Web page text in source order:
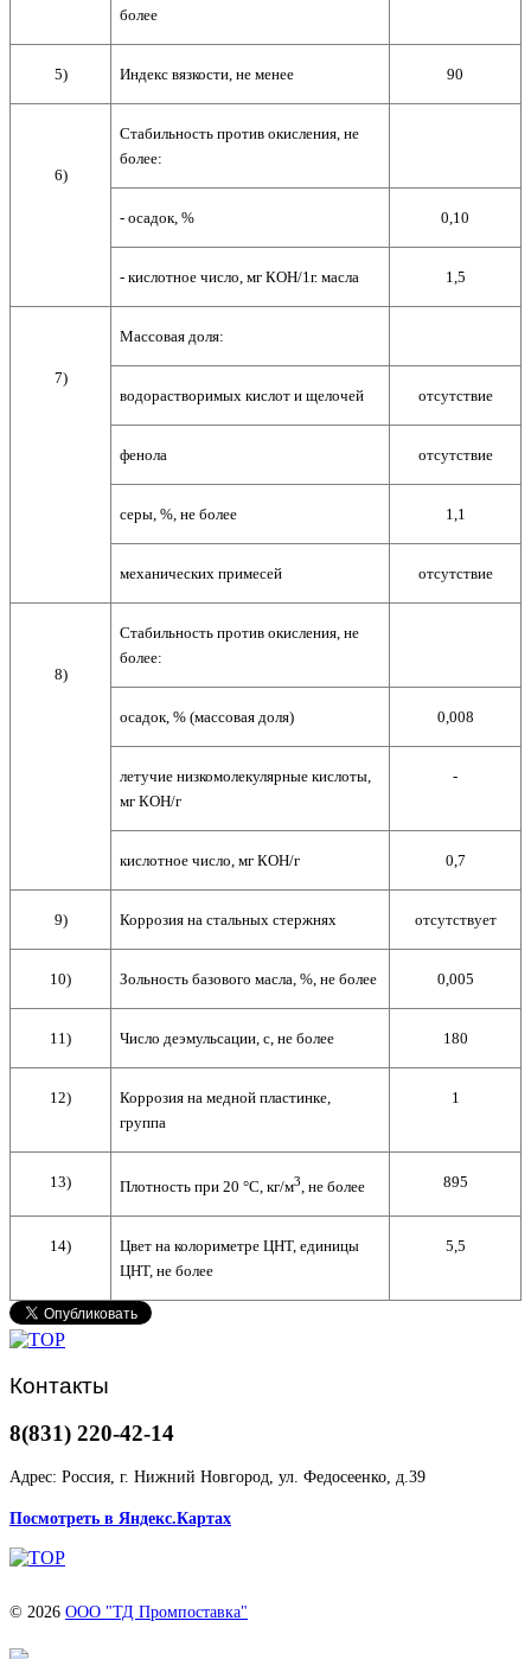
более
5) Индекс вязкости, не менее 90
6)
Стабильность против окисления, не
более:
- осадок, % 0,10
- кислотное число, мг КОН/1г. масла 1,5
7)
Массовая доля:
водорастворимых кислот и щелочей отсутствие
фенола отсутствие
серы, %, не более 1,1
механических примесей отсутствие
8)
Стабильность против окисления, не
более:
осадок, % (массовая доля) 0,008
летучие низкомолекулярные кислоты,
мг КОН/г
-
кислотное число, мг КОН/г 0,7
9) Коррозия на стальных стержнях отсутствует
10) Зольность базового масла, %, не более 0,005
11) Число деэмульсации, с, не более 180
12)
Коррозия на медной пластинке,
группа
1
13) Плотность при 20 °С, кг/м3, не более 895
14)
Цвет на колориметре ЦНТ, единицы
ЦНТ, не более
5,5
Контакты
8(831) 220-42-14
Адрес: Россия, г. Нижний Новгород, ул. Федосеенко, д.39
Посмотреть в Яндекс.Картах
© 2026 ООО "ТД Промпоставка"